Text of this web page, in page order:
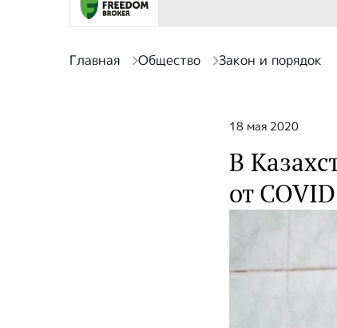
Главная Общество Закон и порядок
18 мая 2020
В
от